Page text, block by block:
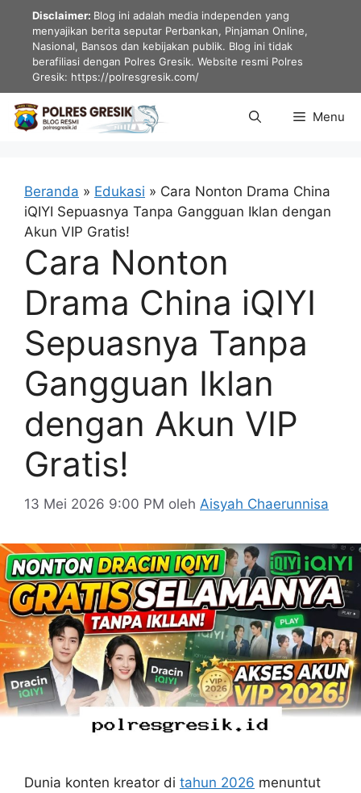
LangsungDisclaimer: Blog ini adalah media independen yang
menyajikan berita seputar Perbankan, Pinjaman Online,
Nasional, Bansos dan kebijakan publik. Blog ini tidak
berafiliasi dengan Polres Gresik. Website resmi Polres
Gresik: https://polresgresik.com/
Menu
Beranda » Edukasi » Cara Nonton Drama China
iQIYI Sepuasnya Tanpa Gangguan Iklan dengan
Akun VIP Gratis!
Cara Nonton
Drama China iQIYI
Sepuasnya Tanpa
Gangguan Iklan
dengan Akun VIP
Gratis!
13 Mei 2026 9:00 PM oleh Aisyah Chaerunnisa
Dunia konten kreator di tahun 2026 menuntut